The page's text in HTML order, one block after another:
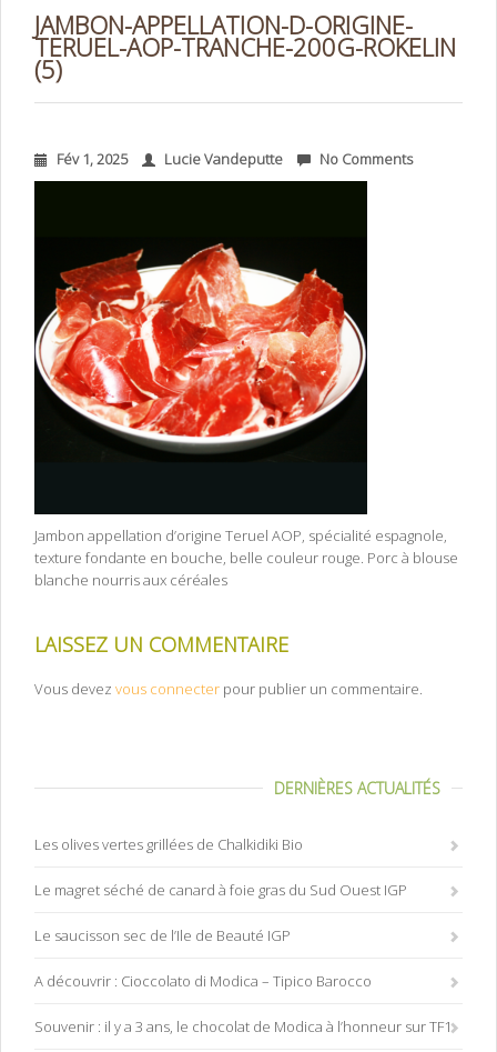
JAMBON-APPELLATION-D-ORIGINE-
TERUEL-AOP-TRANCHE-200G-ROKELIN
(5)
Fév 1, 2025 Lucie Vandeputte No Comments
Jambon appellation d’origine Teruel AOP, spécialité espagnole,
texture fondante en bouche, belle couleur rouge. Porc à blouse
blanche nourris aux céréales
LAISSEZ UN COMMENTAIRE
Vous devez vous connecter pour publier un commentaire.
DERNIÈRES ACTUALITÉS
Les olives vertes grillées de Chalkidiki Bio
Le magret séché de canard à foie gras du Sud Ouest IGP
Le saucisson sec de l’Ile de Beauté IGP
A découvrir : Cioccolato di Modica – Tipico Barocco
Souvenir : il y a 3 ans, le chocolat de Modica à l’honneur sur TF1